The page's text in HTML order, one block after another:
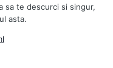
sa te descurci si singur,
asta.